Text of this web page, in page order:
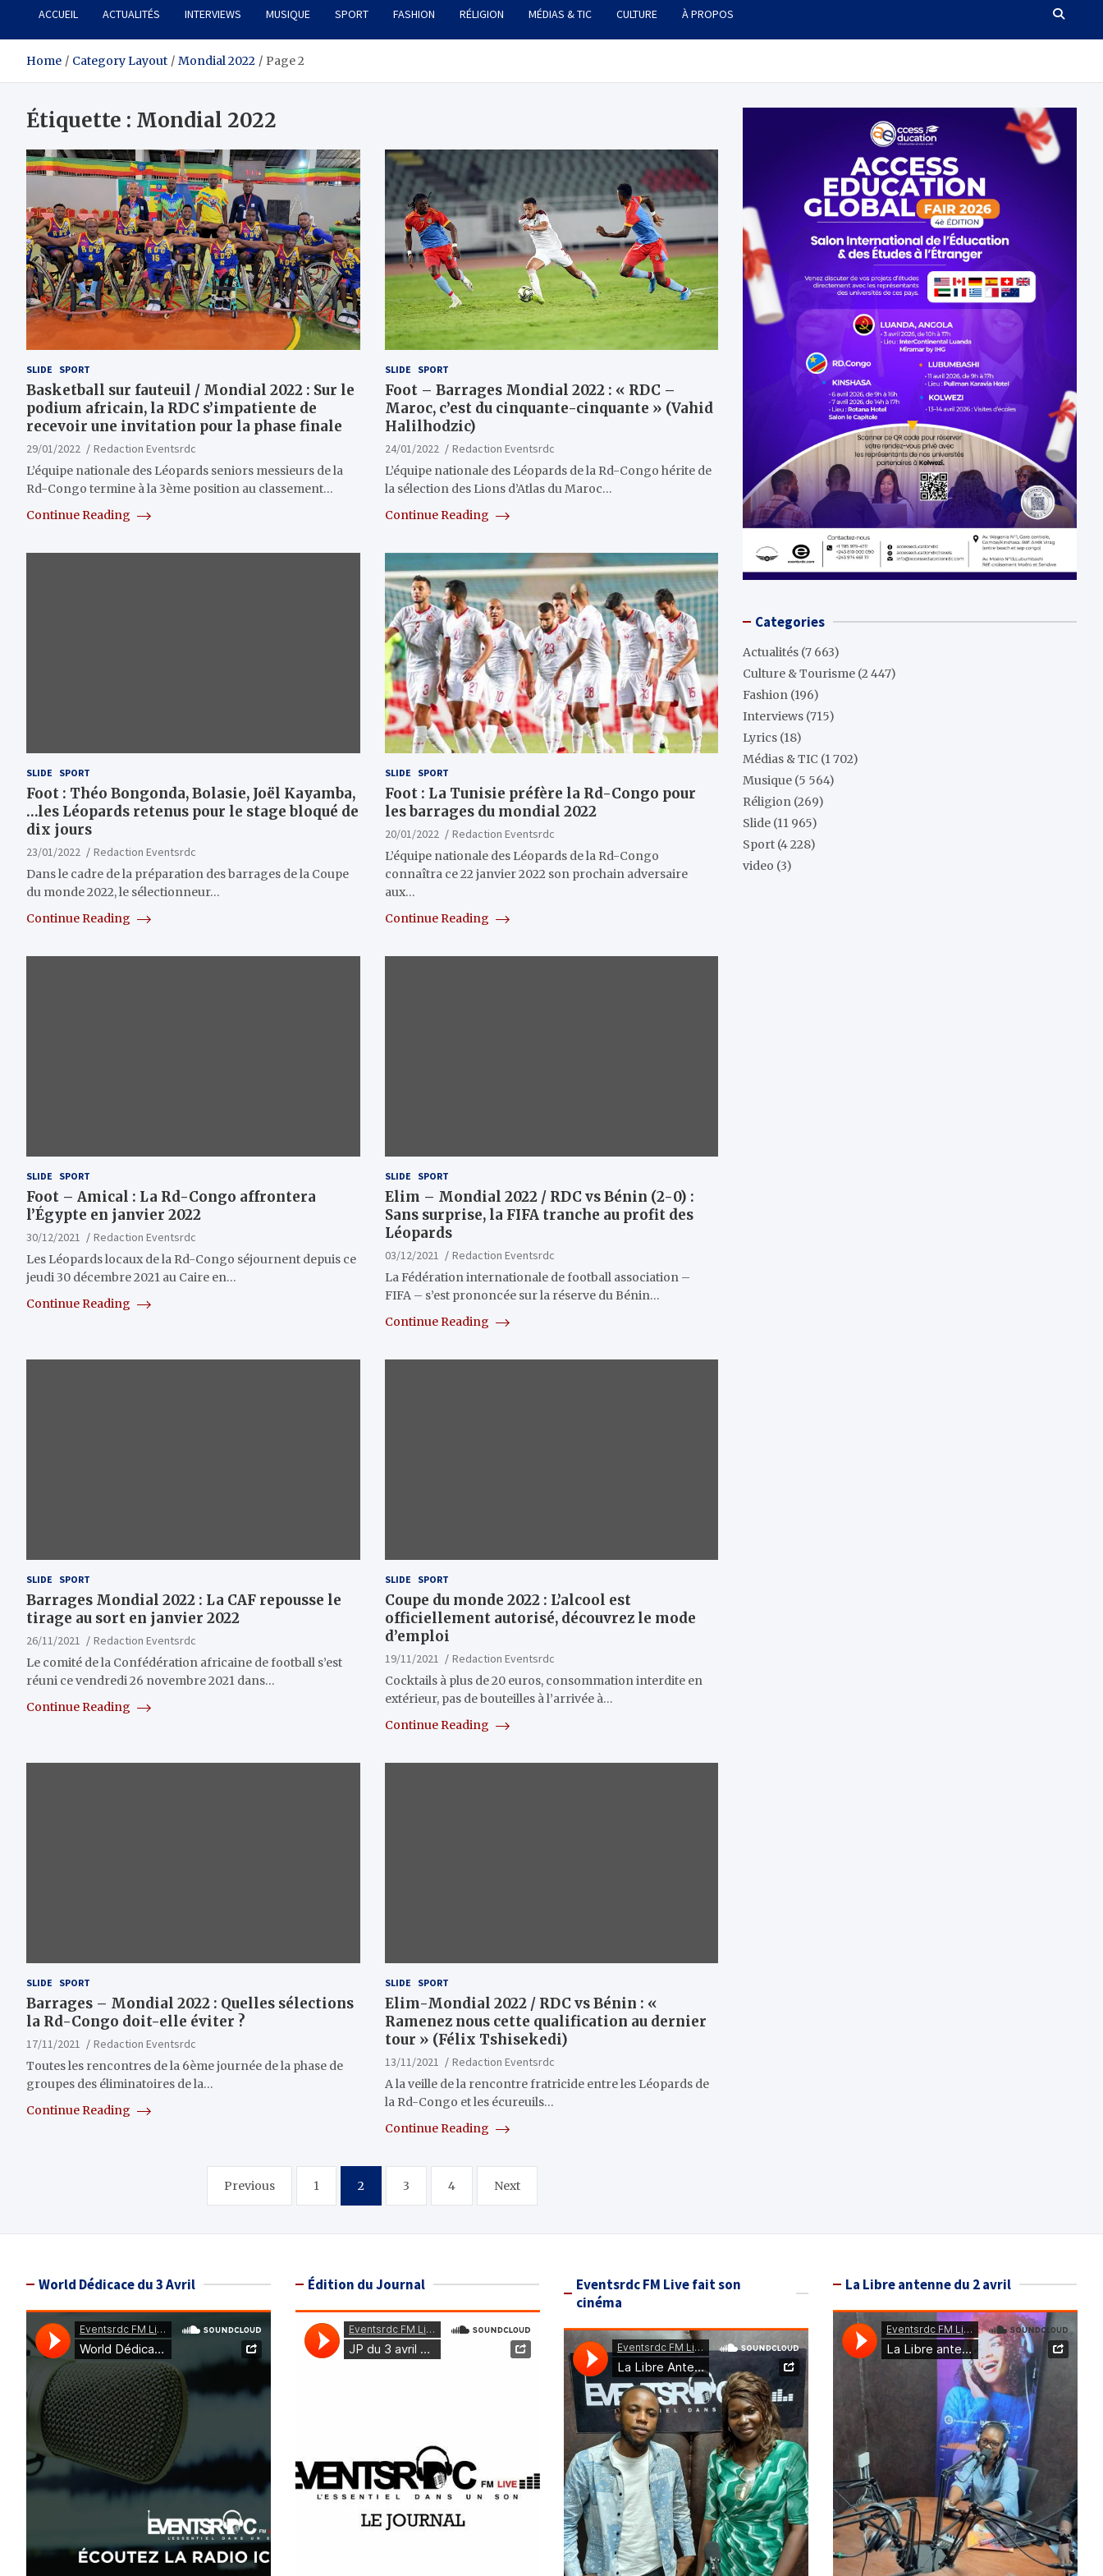
ACCUEIL ACTUALITÉS INTERVIEWS MUSIQUE SPORT FASHION RÉLIGION MÉDIAS & TIC CULTURE À PROPOS
Home Category Layout Mondial 2022 Page 2
Étiquette : Mondial 2022
SLIDE SPORT
Basketball sur fauteuil / Mondial 2022 : Sur le
podium africain, la RDC s’impatiente de
recevoir une invitation pour la phase finale
29/01/2022
Redaction Eventsrdc
L’équipe nationale des Léopards seniors messieurs de la
Rd-Congo termine à la 3ème position au classement…
Continue Reading
SLIDE SPORT
Foot – Barrages Mondial 2022 : « RDC –
Maroc, c’est du cinquante-cinquante » (Vahid
Halilhodzic)
24/01/2022
Redaction Eventsrdc
L’équipe nationale des Léopards de la Rd-Congo hérite de
la sélection des Lions d’Atlas du Maroc…
Continue Reading
SLIDE SPORT
Foot : Théo Bongonda, Bolasie, Joël Kayamba,
…les Léopards retenus pour le stage bloqué de
dix jours
23/01/2022
Redaction Eventsrdc
Dans le cadre de la préparation des barrages de la Coupe
du monde 2022, le sélectionneur…
Continue Reading
SLIDE SPORT
Foot : La Tunisie préfère la Rd-Congo pour
les barrages du mondial 2022
20/01/2022
Redaction Eventsrdc
L’équipe nationale des Léopards de la Rd-Congo
connaîtra ce 22 janvier 2022 son prochain adversaire
aux…
Continue Reading
SLIDE SPORT
Foot – Amical : La Rd-Congo affrontera
l’Égypte en janvier 2022
30/12/2021
Redaction Eventsrdc
Les Léopards locaux de la Rd-Congo séjournent depuis ce
jeudi 30 décembre 2021 au Caire en…
Continue Reading
SLIDE SPORT
Elim – Mondial 2022 / RDC vs Bénin (2-0) :
Sans surprise, la FIFA tranche au profit des
Léopards
03/12/2021
Redaction Eventsrdc
La Fédération internationale de football association –
FIFA – s’est prononcée sur la réserve du Bénin…
Continue Reading
SLIDE SPORT
Barrages Mondial 2022 : La CAF repousse le
tirage au sort en janvier 2022
26/11/2021
Redaction Eventsrdc
Le comité de la Confédération africaine de football s’est
réuni ce vendredi 26 novembre 2021 dans…
Continue Reading
SLIDE SPORT
Coupe du monde 2022 : L’alcool est
officiellement autorisé, découvrez le mode
d’emploi
19/11/2021
Redaction Eventsrdc
Cocktails à plus de 20 euros, consommation interdite en
extérieur, pas de bouteilles à l’arrivée à…
Continue Reading
SLIDE SPORT
Barrages – Mondial 2022 : Quelles sélections
la Rd-Congo doit-elle éviter ?
17/11/2021
Redaction Eventsrdc
Toutes les rencontres de la 6ème journée de la phase de
groupes des éliminatoires de la…
Continue Reading
SLIDE SPORT
Elim-Mondial 2022 / RDC vs Bénin : «
Ramenez nous cette qualification au dernier
tour » (Félix Tshisekedi)
13/11/2021
Redaction Eventsrdc
A la veille de la rencontre fratricide entre les Léopards de
la Rd-Congo et les écureuils…
Continue Reading
Previous 1 2 3 4 Next
Categories
Actualités (7 663)
Culture & Tourisme (2 447)
Fashion (196)
Interviews (715)
Lyrics (18)
Médias & TIC (1 702)
Musique (5 564)
Réligion (269)
Slide (11 965)
Sport (4 228)
video (3)
World Dédicace du 3 Avril Édition du Journal
Eventsrdc FM Live fait son
cinéma
La Libre antenne du 2 avril